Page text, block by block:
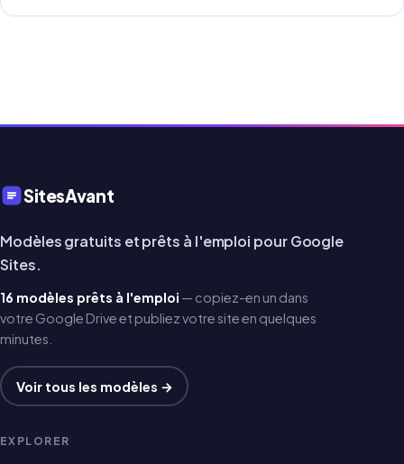
SitesAvant
Modèles gratuits et prêts à l'emploi pour Google
Sites.
16 modèles prêts à l'emploi — copiez-en un dans
votre Google Drive et publiez votre site en quelques
minutes.
Voir tous les modèles →
EXPLORER